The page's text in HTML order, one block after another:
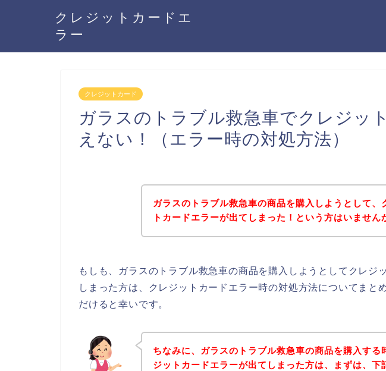
クレジットカードエ
ラー
クレジットカード
ガラスのトラブル救急車でクレジッ
えない！（エラー時の対処方法）
ガラスのトラブル救急車の商品を購入しようとして、
トカードエラーが出てしまった！という方はいません
もしも、ガラスのトラブル救急車の商品を購入しようとしてクレジ
しまった方は、クレジットカードエラー時の対処方法についてまと
だけると幸いです。
ちなみに、ガラスのトラブル救急車の商品を購入する
ジットカードエラーが出てしまった方は、まずは、下